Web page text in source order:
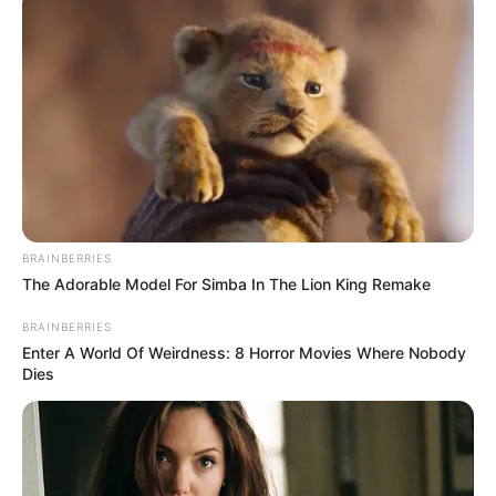
Cómo llegar gratis al aeropuerto
desde el parqueadero
El verdadero truco para ahorrar está en el transporte hacia
la terminal.
En lugar de pagar entre
BRAINBERRIES
The Adorable Model For Simba In The Lion King Remake
BRAINBERRIES
Enter A World Of Weirdness: 8 Horror Movies Where Nobody
Dies